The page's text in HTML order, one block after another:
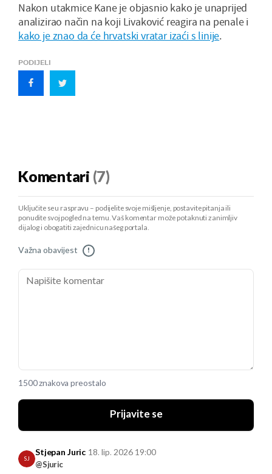
Nakon utakmice Kane je objasnio kako je unaprijed
analizirao način na koji Livaković reagira na penale i
kako je znao da će hrvatski vratar izaći s linije.
PODIJELI
Komentari (7)
Uključite se u raspravu – podijelite svoje mišljenje, postavite pitanja ili
ponudite svoj pogled na temu. Vaš komentar može potaknuti zanimljiv
dijalog i obogatiti zajednicu našeg portala.
Važna obavijest !
1500 znakova preostalo
Prijavite se
SJ
Stjepan Juric
@Sjuric
18. lip. 2026 19:00